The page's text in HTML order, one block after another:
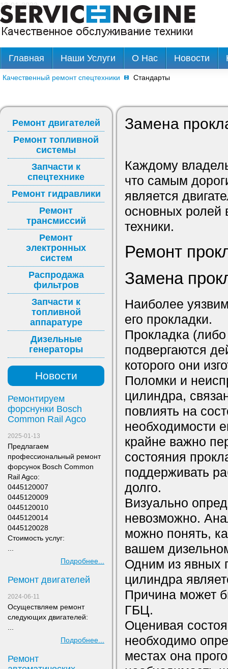
13-01-2022
Ремонт двигателей
Ремонт топливной
системы
Запчасти к
спецтехнике
Ремонт гидравлики
Ремонт
трансмиссий
Ремонт
электронных
систем
Распродажа
фильтров
Запчасти к
топливной
аппаратуре
Дизельные
генераторы
Новости
Ремонтируем
форснунки Bosch
Common Rail Agco
2025-01-13
Предлагаем
профессиональный ремонт
форсунок Bosch Common
Rail Agco:
0445120007
0445120009
0445120010
0445120014
0445120028
Стоимость услуг:
Подробнее...
Ремонт двигателей
2024-06-11
Осуществляем ремонт
следующих двигателей:
Подробнее...
Ремонт
Замена
Каждому
что самым
является
основных ролей
техники.
Ремонт
Замена
Наиболее
его прокладки.
Прокладка
подвергаются
которого они
Поломки и
цилиндра,
повлиять на
необходимости
крайне важно
состояния
поддерживать
долго.
Визуально
невозможно.
можно понять,
вашем
Одним из явных
цилиндра
Причина может
ГБЦ.
Оценивая
необходимо
местах она
Главная Наши Услуги О Нас Новости
Качественный ремонт спецтехники Стандарты